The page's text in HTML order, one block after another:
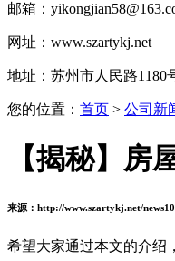
邮箱：
网址：www.szartykj.net
地址：苏州市人民路1180
您的位置： 首页 > 公司新
【揭秘】房
来源：http://www.szartykj.net/
希望大家通过本文的介绍